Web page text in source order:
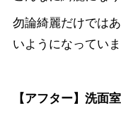
勿論綺麗だけでは
いようになっていま
【アフター】洗面